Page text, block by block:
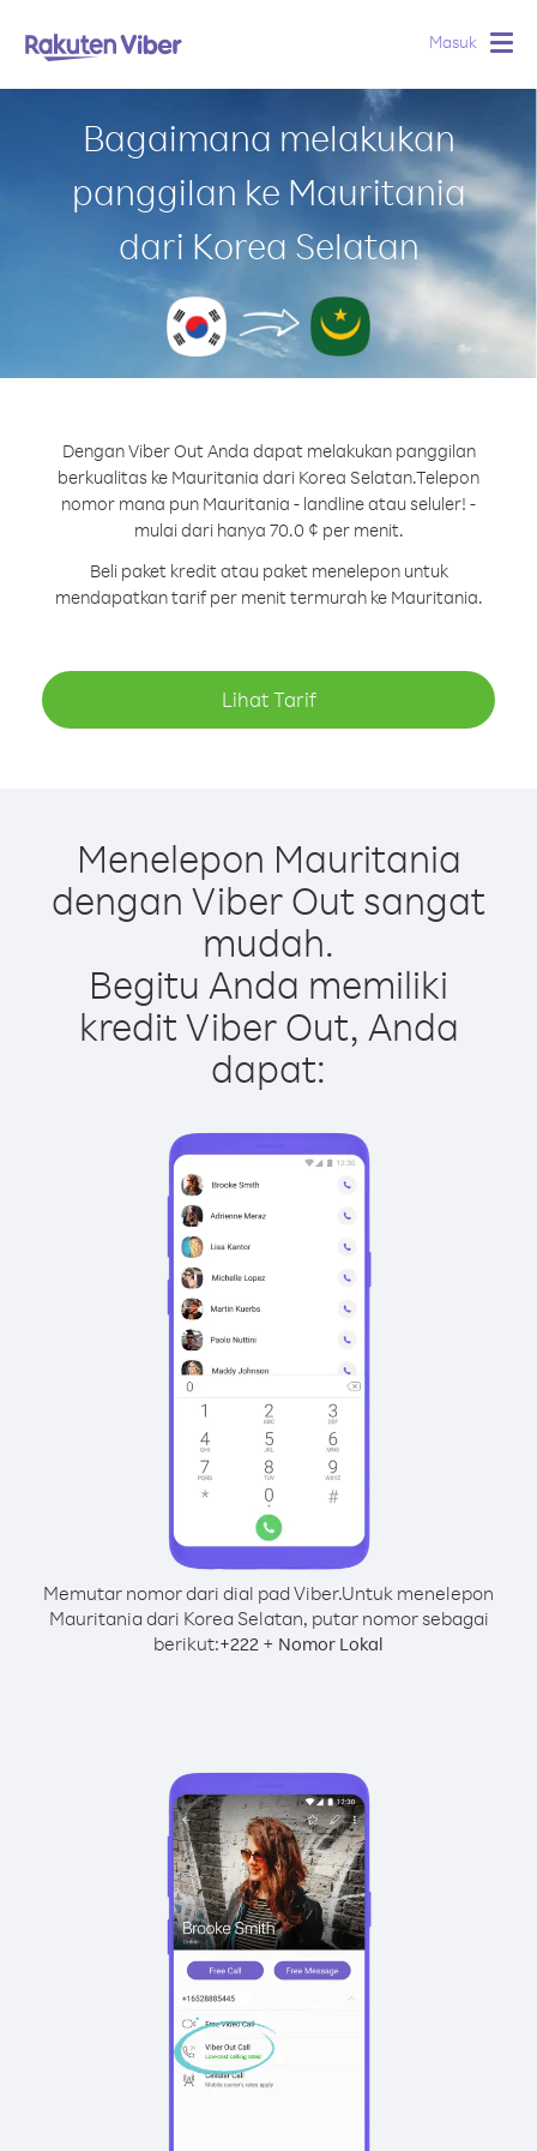
Masuk
Bagaimana melakukan
panggilan ke Mauritania
dari Korea Selatan
Dengan Viber Out Anda dapat melakukan panggilan
berkualitas ke Mauritania dari Korea Selatan.Telepon
nomor mana pun Mauritania - landline atau seluler! -
mulai dari hanya 70.0 ¢ per menit.
Beli paket kredit atau paket menelepon untuk
mendapatkan tarif per menit termurah ke Mauritania.
Lihat Tarif
Menelepon Mauritania
dengan Viber Out sangat
mudah.
Begitu Anda memiliki
kredit Viber Out, Anda
dapat:
Memutar nomor dari dial pad Viber.Untuk menelepon
Mauritania dari Korea Selatan, putar nomor sebagai
berikut:+222 + Nomor Lokal